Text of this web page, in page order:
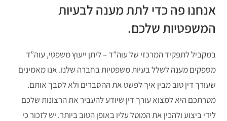
אנחנו פה כדי לתת מענה לבעיות
המשפטיות שלכם.
במקביל לתפקיד המרכזי של עוה”ד – ליתן ייעוץ משפטי, עוה”ד
מספקים מענה לשלל בעיות משפטיות בחברה שלנו. אנו מאמינים
שעורך דין טוב מבין איך לפשט את ההסברים ולא לסבך אותם.
מטרתכם היא למצוא עורך דין שיודע להעביר את הרצונות שלכם
לידי ביצוע ולהכין את המוטל עליו באופן הטוב ביותר. יש לזכור כי